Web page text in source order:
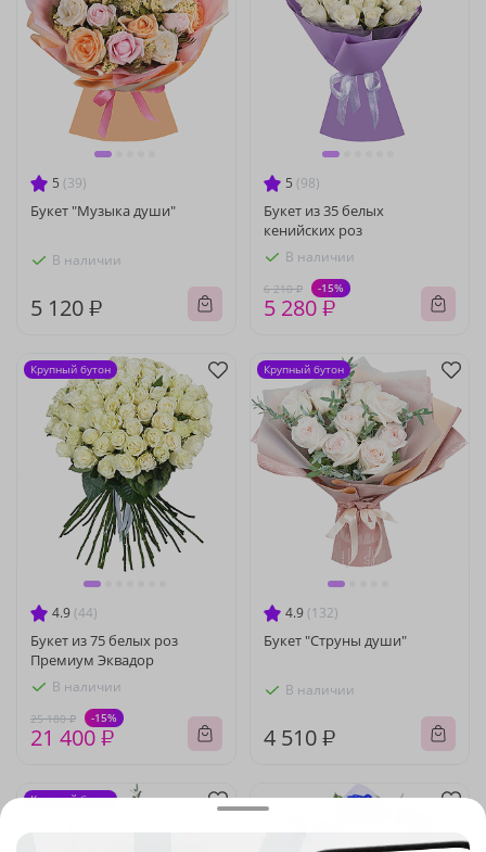
5 (39)
Букет "Музыка души"
В наличии
5 120 ₽
5 (98)
Букет из 35 белых
кенийских роз
В наличии
6 210 ₽ -15%
5 280 ₽
4.9 (44)
Букет из 75 белых роз
Премиум Эквадор
В наличии
25 180 ₽ -15%
21 400 ₽
Крупный бутон
4.9 (132)
Букет "Струны души"
В наличии
4 510 ₽
Крупный бутон
Крупный бутон